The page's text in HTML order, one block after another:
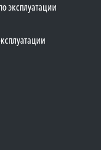
эксплуатации